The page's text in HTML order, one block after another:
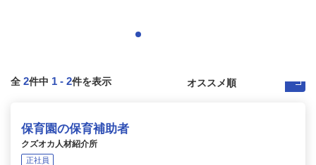
全 2件中 1 - 2件を表示
保育園の保育補助者
クズオカ人材紹介所
正社員